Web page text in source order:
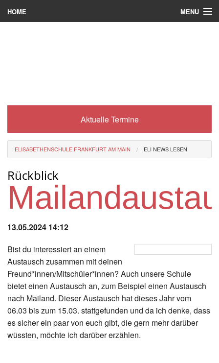
HOME MENU
Eli-Portal
Berufsorientierung
Förderverein
Instagram
Los
Aktuelle Termine
ELISABETHENSCHULE FRANKFURT AM MAIN ELI NEWS LESEN
Rückblick
13.05.2024 14:12
Bist du interessiert an einem
Austausch zusammen mit deinen
Freund*innen/Mitschüler*innen? Auch unsere Schule
bietet einen Austausch an, zum Beispiel einen Austausch
nach Mailand. Dieser Austausch hat dieses Jahr vom
06.03 bis zum 15.03. stattgefunden und da ich denke, dass
es sicher ein paar von euch gibt, die gern mehr darüber
wüssten, möchte ich darüber erzählen.